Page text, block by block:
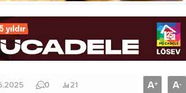
0 21 A+ A-